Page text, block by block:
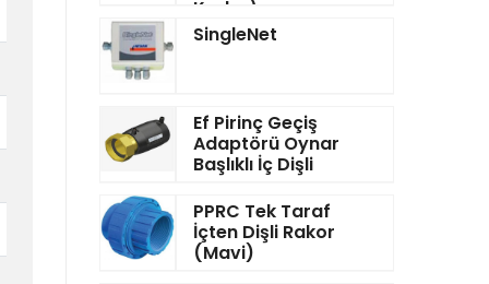
Kadar)
SingleNet
Ef Pirinç Geçiş
Adaptörü Oynar
Başlıklı İç Dişli
PPRC Tek Taraf
İçten Dişli Rakor
(Mavi)